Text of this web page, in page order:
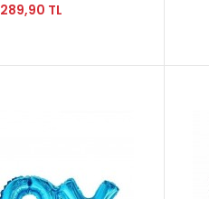
289,90 TL